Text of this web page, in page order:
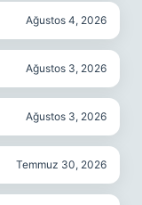
Ağustos 4, 2026
Ağustos 3, 2026
Ağustos 3, 2026
Temmuz 30, 2026